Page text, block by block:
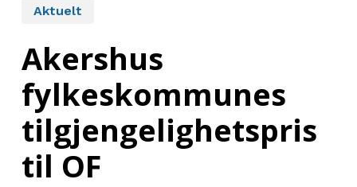
Aktuelt
Akershus
fylkeskommunes
tilgjengelighetspris
til OF